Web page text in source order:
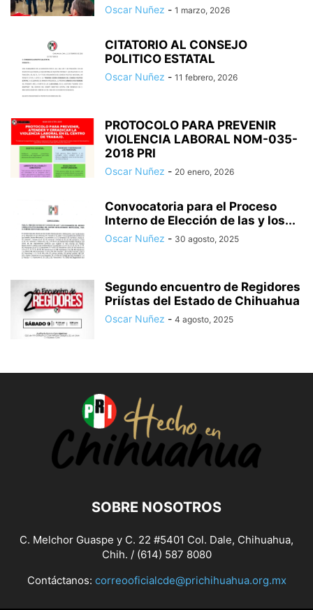
Oscar Nuñez - 1 marzo, 2026
CITATORIO AL CONSEJO
POLITICO ESTATAL
Oscar Nuñez - 11 febrero, 2026
PROTOCOLO PARA PREVENIR
VIOLENCIA LABORAL NOM-035-
2018 PRI
Oscar Nuñez - 20 enero, 2026
Convocatoria para el Proceso
Interno de Elección de las y los...
Oscar Nuñez - 30 agosto, 2025
Segundo encuentro de Regidores
Priístas del Estado de Chihuahua
Oscar Nuñez - 4 agosto, 2025
SOBRE NOSOTROS
C. Melchor Guaspe y C. 22 #5401 Col. Dale, Chihuahua,
Chih. / (614) 587 8080
Contáctanos: correooficialcde@prichihuahua.org.mx